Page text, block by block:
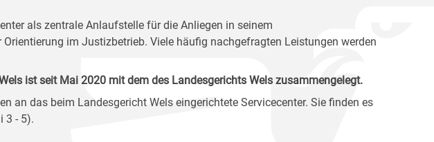
als zentrale Anlaufstelle für die Anliegen in seinem
im Justizbetrieb. Viele häufig nachgefragten Leistungen werden
ist seit Mai 2020 mit dem des Landesgerichts Wels zusammengelegt.
an das beim Landesgericht Wels eingerichtete Servicecenter. Sie finden es
3 - 5).